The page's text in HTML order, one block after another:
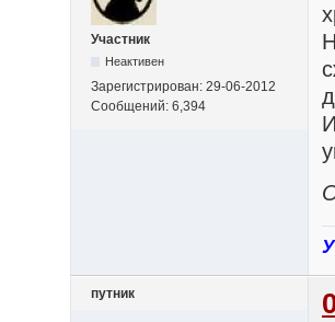
Участник
Неактивен
Зарегистрирован: 29-06-2012
Сообщений: 6,394
путник